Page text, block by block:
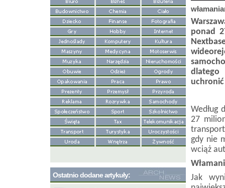
ponad
dlatego
Według
27
gdy nie
wciąż
Jak
Ostatnio dodane artykuły: